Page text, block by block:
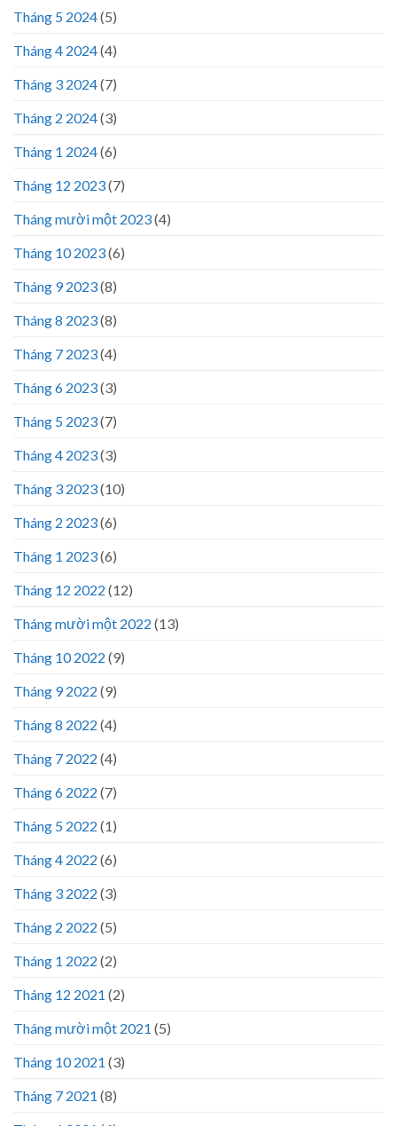
Tháng 5 2024(5)
Tháng 4 2024(4)
Tháng 3 2024(7)
Tháng 2 2024(3)
Tháng 1 2024(6)
Tháng 12 2023(7)
Tháng mười một 2023(4)
Tháng 10 2023(6)
Tháng 9 2023(8)
Tháng 8 2023(8)
Tháng 7 2023(4)
Tháng 6 2023(3)
Tháng 5 2023(7)
Tháng 4 2023(3)
Tháng 3 2023(10)
Tháng 2 2023(6)
Tháng 1 2023(6)
Tháng 12 2022 (12)
Tháng mười một 2022 (13)
Tháng 10 2022 (9)
Tháng 9 2022 (9)
Tháng 8 2022 (4)
Tháng 7 2022 (4)
Tháng 6 2022 (7)
Tháng 5 2022 (1)
Tháng 4 2022 (6)
Tháng 3 2022 (3)
Tháng 2 2022 (5)
Tháng 1 2022 (2)
Tháng 12 2021 (2)
Tháng mười một 2021 (5)
Tháng 10 2021 (3)
Tháng 7 2021 (8)